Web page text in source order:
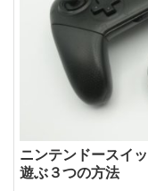
ニンテンドースイ
遊ぶ３つの方法